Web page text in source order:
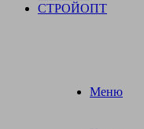
СТРОЙОПТ
Меню